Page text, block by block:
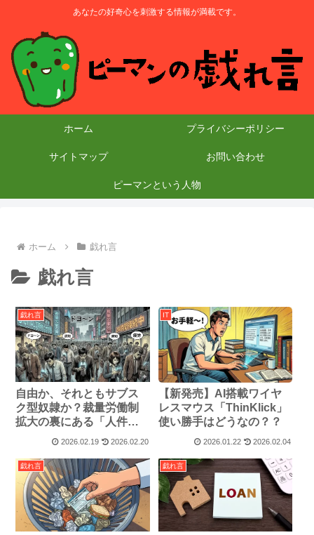
あなたの好奇心を刺激する情報が満載です。
ホーム プライバシーポリシー
サイトマップ お問い合わせ
ピーマンという人物
ホーム 戯れ言
戯れ言
戯れ言
自由か、それともサブス
ク型奴隷か？裁量労働制
拡大の裏にある「人件費
カット」の構図
2026.02.19 2026.02.20
IT
【新発売】AI搭載ワイヤ
レスマウス「ThinKlick」
使い勝手はどうなの？？
2026.01.22 2026.02.04
戯れ言 戯れ言